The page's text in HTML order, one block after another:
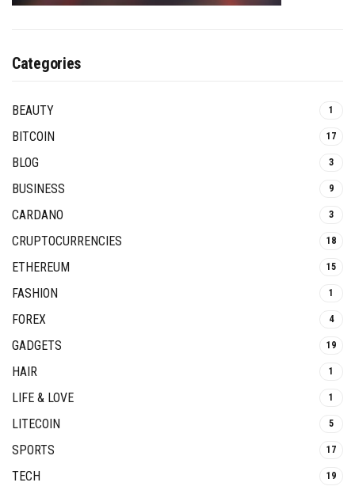
Categories
BEAUTY 1
BITCOIN 17
BLOG 3
BUSINESS 9
CARDANO 3
CRUPTOCURRENCIES 18
ETHEREUM 15
FASHION 1
FOREX 4
GADGETS 19
HAIR 1
LIFE & LOVE 1
LITECOIN 5
SPORTS 17
TECH 19